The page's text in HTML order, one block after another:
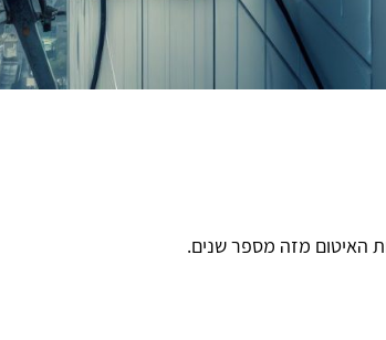
האיטום מזה מספר שנים.